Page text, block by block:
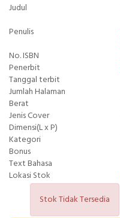
Judul
Penulis
No. ISBN
Penerbit
Tanggal terbit
Jumlah Halaman
Berat
Jenis Cover
Dimensi(L x P)
Kategori
Bonus
Text Bahasa
Lokasi Stok
Stok Tidak Tersedia